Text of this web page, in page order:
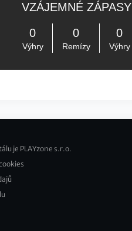
VZÁJEMNÉ ZÁPASY
0
Výhry
0
Remízy
0
Výhry
je PLAYzone s.r.o.